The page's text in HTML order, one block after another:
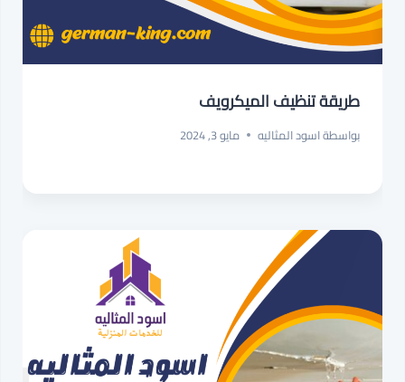
طريقة تنظيف الميكرويف
بواسطةاسود المثاليه مايو 3, 2024